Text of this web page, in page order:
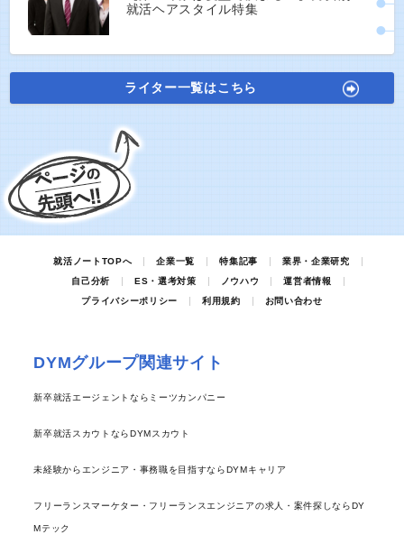
就活ヘアスタイル特集
ライター一覧はこちら
就活ノートTOPへ 企業一覧 特集記事
業界・企業研究
自己分析
ES・選考対策 ノウハウ
運営者情報
プライバシーポリシー
利用規約 お問い合わせ
DYMグループ関連サイト
新卒就活エージェントならミーツカンパニー
新卒就活スカウトならDYMスカウト
未経験からエンジニア・事務職を目指すならDYMキャリア
フリーランスマーケター・フリーランスエンジニアの求人・案件探しならDY
Mテック